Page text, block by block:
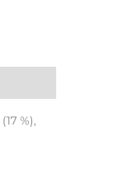
(17 %),